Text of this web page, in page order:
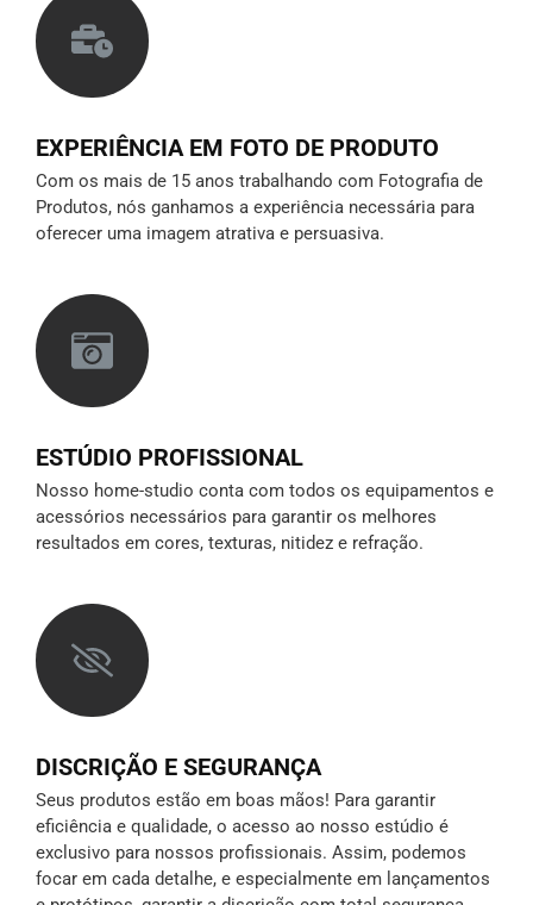
EXPERIÊNCIA EM FOTO DE PRODUTO
Com os mais de 15 anos trabalhando com Fotografia de
Produtos, nós ganhamos a experiência necessária para
oferecer uma imagem atrativa e persuasiva.
ESTÚDIO PROFISSIONAL
Nosso home-studio conta com todos os equipamentos e
acessórios necessários para garantir os melhores
resultados em cores, texturas, nitidez e refração.
DISCRIÇÃO E SEGURANÇA
Seus produtos estão em boas mãos! Para garantir
eficiência e qualidade, o acesso ao nosso estúdio é
exclusivo para nossos profissionais. Assim, podemos
focar em cada detalhe, e especialmente em lançamentos